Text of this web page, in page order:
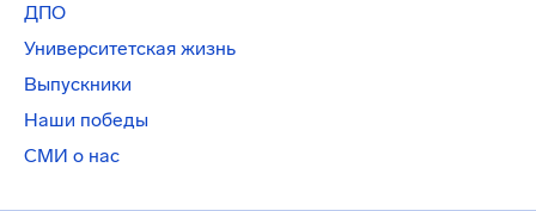
ДПО
Университетская жизнь
Выпускники
Наши победы
СМИ о нас